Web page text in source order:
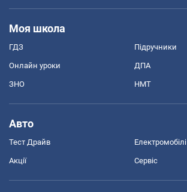
Моя школа
ГДЗ Підручники
Онлайн уроки ДПА
ЗНО НМТ
Авто
Тест Драйв Електромобілі
Акції Сервіс